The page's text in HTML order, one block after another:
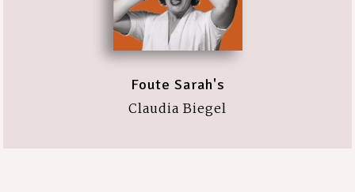
Foute Sarah's
Claudia Biegel